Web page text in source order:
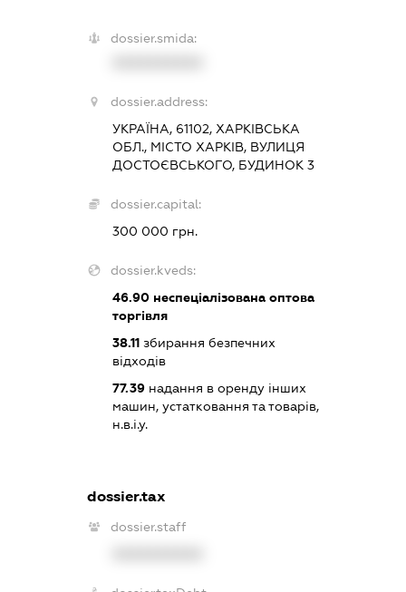
dossier.smida:
dossier.address:
УКРАЇНА, 61102, ХАРКІВСЬКА
ОБЛ., МІСТО ХАРКІВ, ВУЛИЦЯ
ДОСТОЄВСЬКОГО, БУДИНОК 3
dossier.capital:
300 000 грн.
dossier.kveds:
46.90неспеціалізована оптова
торгівля
38.11збирання безпечних
відходів
77.39надання в оренду інших
машин, устатковання та товарів,
н.в.і.у.
dossier.tax
dossier.staff